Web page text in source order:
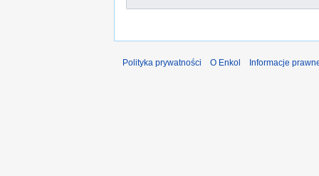
Polityka prywatności O Enkol Informacje